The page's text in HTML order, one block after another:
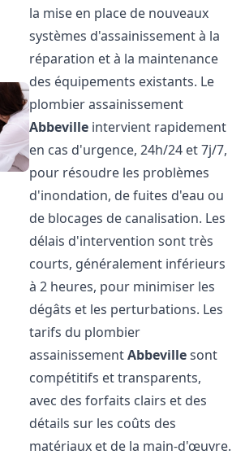
la mise en place de nouveaux
systèmes d'assainissement à la
réparation et à la maintenance
des équipements existants. Le
plombier assainissement
Abbeville intervient rapidement
en cas d'urgence, 24h/24 et 7j/7,
pour résoudre les problèmes
d'inondation, de fuites d'eau ou
de blocages de canalisation. Les
délais d'intervention sont très
courts, généralement inférieurs
à 2 heures, pour minimiser les
dégâts et les perturbations. Les
tarifs du plombier
assainissementAbbevillesont
compétitifs et transparents,
avec des forfaits clairs et des
détails sur les coûts des
matériaux et de la main-d'œuvre.